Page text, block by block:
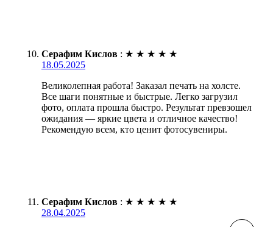
Серафим Кислов : ★ ★ ★ ★ ★
18.05.2025
Великолепная работа! Заказал печать на холсте.
Все шаги понятные и быстрые. Легко загрузил
фото, оплата прошла быстро. Результат превзошел
ожидания — яркие цвета и отличное качество!
Рекомендую всем, кто ценит фотосувениры.
Серафим Кислов : ★ ★ ★ ★ ★
28.04.2025